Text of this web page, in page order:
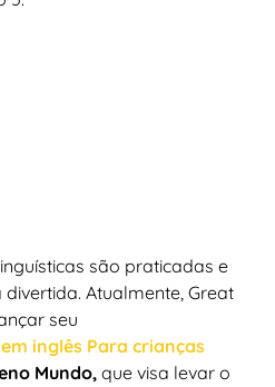
são praticadas e
Atualmente, Great
seu
inglês Para crianças
Mundo,que visa levar o